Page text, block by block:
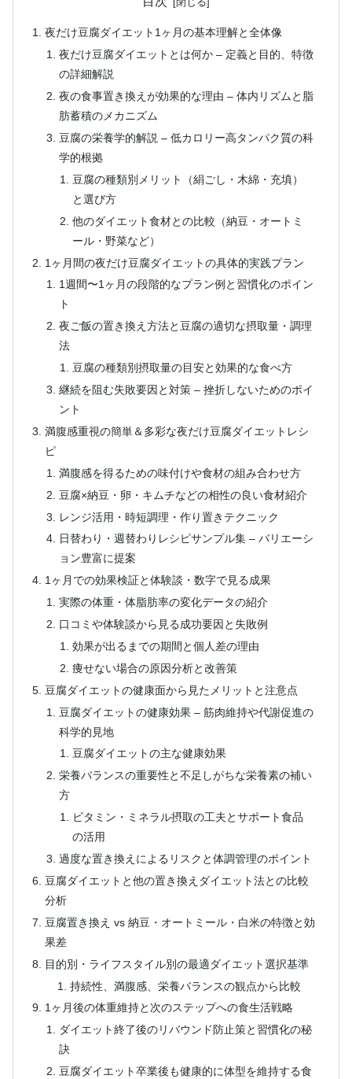
夜だけ豆腐ダイエット1ヶ月の基本理解と全体像
夜だけ豆腐ダイエットとは何か – 定義と目的、特徴
の詳細解説
夜の食事置き換えが効果的な理由 – 体内リズムと脂
肪蓄積のメカニズム
豆腐の栄養学的解説 – 低カロリー高タンパク質の科
学的根拠
豆腐の種類別メリット（絹ごし・木綿・充填）
と選び方
他のダイエット食材との比較（納豆・オートミ
ール・野菜など）
1ヶ月間の夜だけ豆腐ダイエットの具体的実践プラン
1週間〜1ヶ月の段階的なプラン例と習慣化のポイン
ト
夜ご飯の置き換え方法と豆腐の適切な摂取量・調理
法
豆腐の種類別摂取量の目安と効果的な食べ方
継続を阻む失敗要因と対策 – 挫折しないためのポイ
ント
満腹感重視の簡単＆多彩な夜だけ豆腐ダイエットレシ
ピ
満腹感を得るための味付けや食材の組み合わせ方
豆腐×納豆・卵・キムチなどの相性の良い食材紹介
レンジ活用・時短調理・作り置きテクニック
日替わり・週替わりレシピサンプル集 – バリエーシ
ョン豊富に提案
1ヶ月での効果検証と体験談・数字で見る成果
実際の体重・体脂肪率の変化データの紹介
口コミや体験談から見る成功要因と失敗例
効果が出るまでの期間と個人差の理由
痩せない場合の原因分析と改善策
豆腐ダイエットの健康面から見たメリットと注意点
豆腐ダイエットの健康効果 – 筋肉維持や代謝促進の
科学的見地
豆腐ダイエットの主な健康効果
栄養バランスの重要性と不足しがちな栄養素の補い
方
ビタミン・ミネラル摂取の工夫とサポート食品
の活用
過度な置き換えによるリスクと体調管理のポイント
豆腐ダイエットと他の置き換えダイエット法との比較
分析
豆腐置き換え vs 納豆・オートミール・白米の特徴と効
果差
目的別・ライフスタイル別の最適ダイエット選択基準
持続性、満腹感、栄養バランスの観点から比較
1ヶ月後の体重維持と次のステップへの食生活戦略
ダイエット終了後のリバウンド防止策と習慣化の秘
訣
豆腐ダイエット卒業後も健康的に体型を維持する食